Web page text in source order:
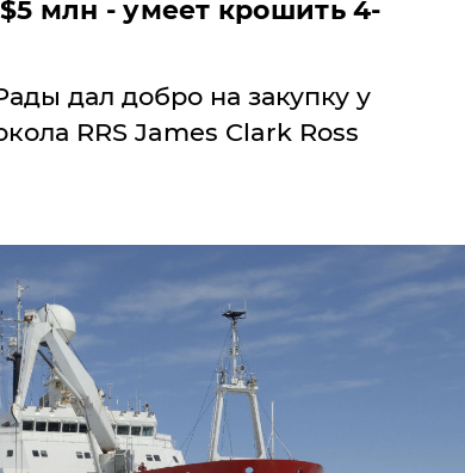
млн - умеет крошить 4-
дал добро на закупку у
RRS James Clark Ross